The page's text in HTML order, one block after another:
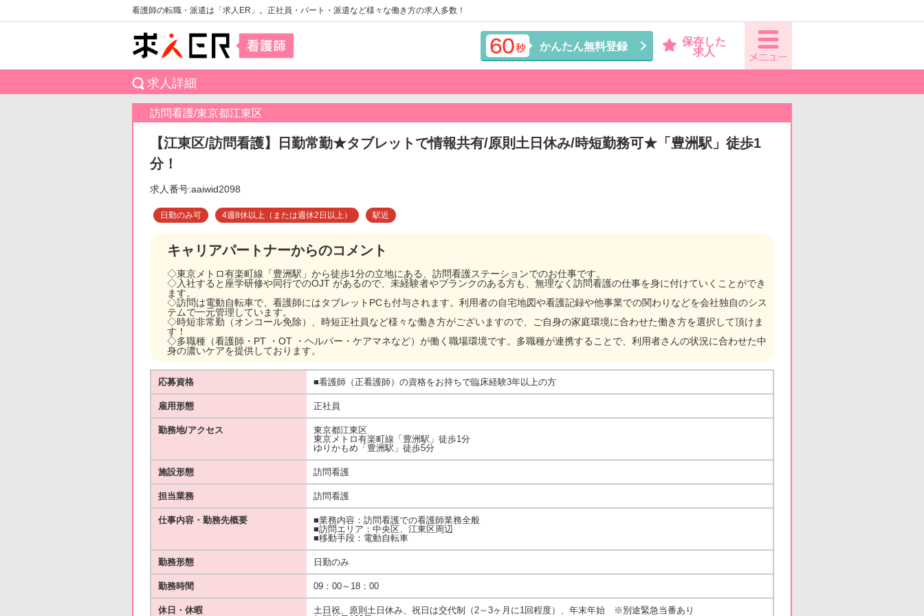
看護師の転職・派遣は「求人ER」。正社員・パート・派遣など様々な働き方の求人多数！
かんたん無料登録
保存した
求人
求人詳細
訪問看護/東京都江東区
【江東区/訪問看護】日勤常勤★タブレットで情報共有/原則土日休み/時短勤務可★「豊洲駅」徒歩1
分！
求人番号:aaiwid2098
日勤のみ可 4週8休以上（または週休2日以上） 駅近
キャリアパートナーからのコメント
◇東京メトロ有楽町線「豊洲駅」から徒歩1分の立地にある、訪問看護ステーションでのお仕事です。
◇入社すると座学研修や同行でのOJT があるので、未経験者やブランクのある方も、無理なく訪問看護の仕事を身に付けていくことができ
ます。
◇訪問は電動自転車で、看護師にはタブレットPCも付与されます。利用者の自宅地図や看護記録や他事業での関わりなどを会社独自のシス
テムで一元管理しています。
◇時短非常勤（オンコール免除）、時短正社員など様々な働き方がございますので、ご自身の家庭環境に合わせた働き方を選択して頂けま
す！
◇多職種（看護師・PT ・OT ・ヘルパー・ケアマネなど）が働く職場環境です。多職種が連携することで、利用者さんの状況に合わせた中
身の濃いケアを提供しております。
応募資格 ■看護師（正看護師）の資格をお持ちで臨床経験3年以上の方
雇用形態 正社員
勤務地/アクセス
東京都江東区
東京メトロ有楽町線「豊洲駅」徒歩1分
ゆりかもめ「豊洲駅」徒歩5分
施設形態 訪問看護
担当業務 訪問看護
仕事内容・勤務先概要
■業務内容：訪問看護での看護師業務全般
■訪問エリア：中央区、江東区周辺
■移動手段：電動自転車
勤務形態 日勤のみ
勤務時間 09：00～18：00
休日・休暇
土日祝、原則土日休み、祝日は交代制（2～3ヶ月に1回程度）、年末年始 ※別途緊急当番あり